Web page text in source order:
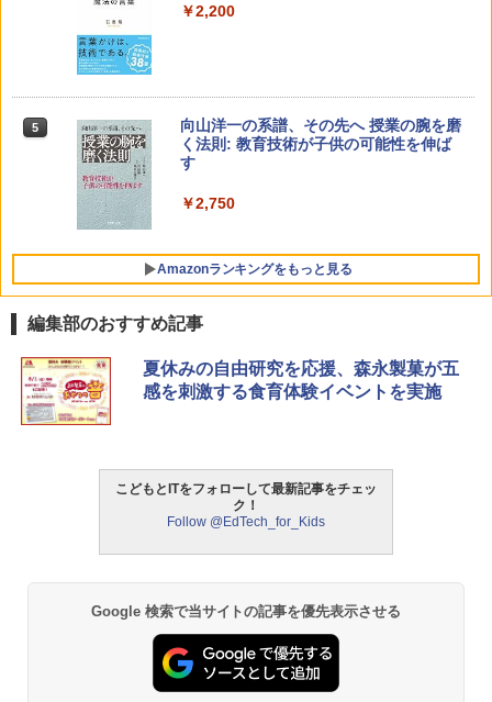
￥2,200
5
向山洋一の系譜、その先へ 授業の腕を磨
く法則: 教育技術が子供の可能性を伸ば
す
￥2,750
Amazonランキングをもっと見る
1
パイロット スイスイおえかき for Study
何回も書ける! れんしゅうボード ひらが
な・カタカナ・すうじ・ABC 3歳以上 知
地図パズル 日本の世界遺産すごろく付き
33
￥4,046
1
タッチペンで音が聞ける!はじめてずかん
1000 英語つき ([バラエティ])
中学英語をもう一度ひとつひとつわかり
やすく。改訂版
仮面ライダー 改造人間 限定ケース版
1
ThinkFun ボードゲーム 「サーキット・
メイズ」 配線回路をプログラミングする
日本語説明書付 8歳~ 76341 誕生日 クリ
￥1,980
物理実験モデル楽器電磁気教材を教える
編集部のおすすめ記事
夏休みの自由研究を応援、森永製菓が五
感を刺激する食育体験イベントを実施
こどもとITをフォローして最新記事をチェッ
ク！
Follow @EdTech_for_Kids
Google 検索で当サイトの記事を優先表示させる